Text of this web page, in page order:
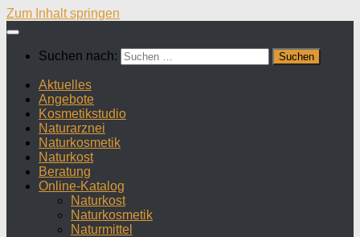
Zum Inhalt springen
Suchen nach:
Aktuelles
Angebote
Kosmetikstudio
Naturarznei
Naturkosmetik
Naturkost
Beratung
Online-Katalog
Naturkost
Naturkosmetik
Naturmittel